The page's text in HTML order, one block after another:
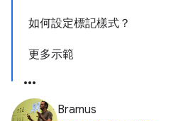
如何設定標記樣式？
更多示範
Bramus